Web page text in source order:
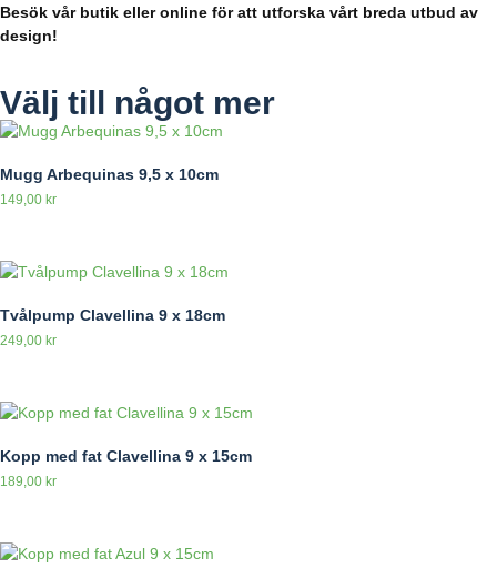
Besök vår butik eller online för att utforska vårt breda utbud av
design!
Välj till något mer
Mugg Arbequinas 9,5 x 10cm
149,00 kr
Tvålpump Clavellina 9 x 18cm
249,00 kr
Kopp med fat Clavellina 9 x 15cm
189,00 kr